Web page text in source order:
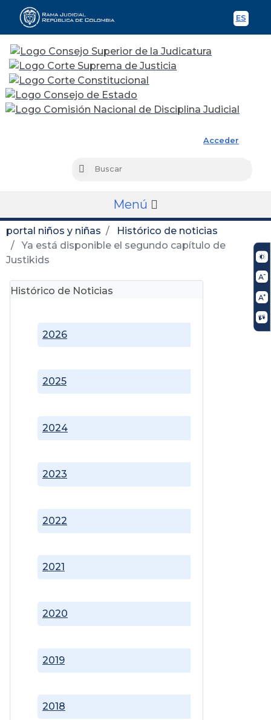
ES
Acceder
Buscar
Menú
portal niños y niñas
Histórico de noticias
Ya está disponible el segundo capítulo de
Justikids
Histórico de Noticias
2018
2019
2020
2021
2022
2023
2024
2025
2026